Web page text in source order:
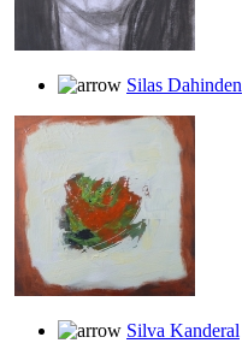
Silas Dahinden
Silva Kanderal